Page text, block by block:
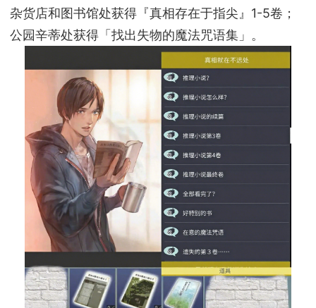
杂货店和图书馆处获得『真相存在于指尖』1-5卷；
公园辛蒂处获得「找出失物的魔法咒语集」。